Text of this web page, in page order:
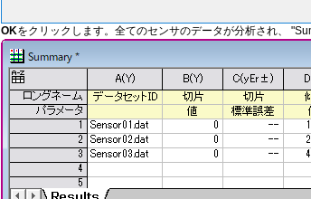
OKをクリックします。全てのセンサのデータが分析され、